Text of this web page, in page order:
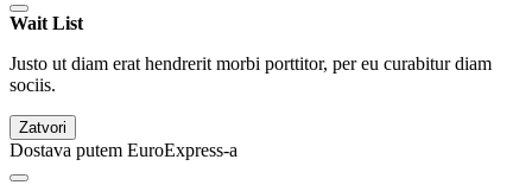
Wait List
Justo ut diam erat hendrerit morbi porttitor, per eu curabitur diam
sociis.
Zatvori
Dostava putem EuroExpress-a